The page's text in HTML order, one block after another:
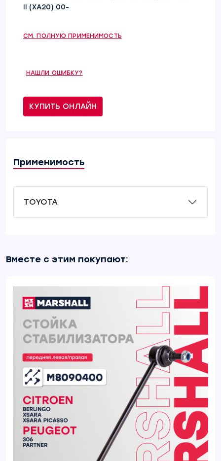
II (XA20) 00-
СМ. ПОЛНУЮ ПРИМЕНИМОСТЬ
НАШЛИ ОШИБКУ?
КУПИТЬ ОНЛАЙН
Применимость
TOYOTA
Вместе с этим покупают: